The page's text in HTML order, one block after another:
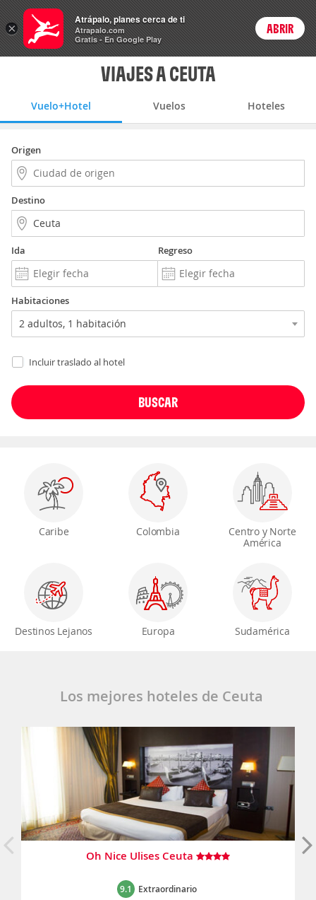
Vuelo+Hotel Login
VIAJES A CEUTA
Vuelo+Hotel Vuelos Hoteles
Origen
Destino
Ida Regreso
Habitaciones
Incluir traslado al hotel
Caribe Colombia
Centro y Norte
América
Destinos Lejanos Europa Sudamérica
Los mejores hoteles de Ceuta
Oh Nice Ulises Ceuta
9.1 Extraordinario
×
Atrápalo, planes cerca de ti
Atrapalo.com
Gratis - En Google Play
ABRIR